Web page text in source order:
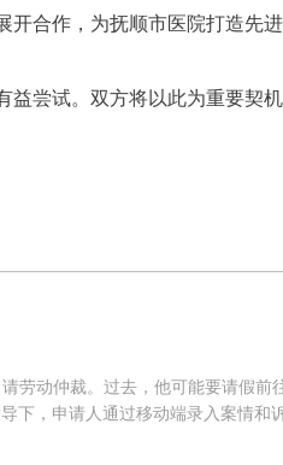
合作，为抚顺市医院打造先
尝试。双方将以此为重要契
劳动仲裁。过去，他可能要请假
，申请人通过移动端录入案情和